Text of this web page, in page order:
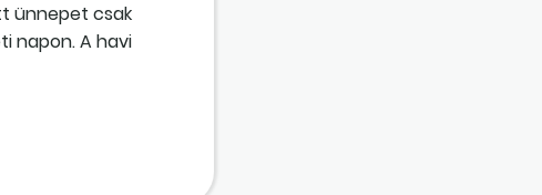
ünnepet csak
napon. A havi
a túlórákat.
a gyártósor.
igen, akkor csak